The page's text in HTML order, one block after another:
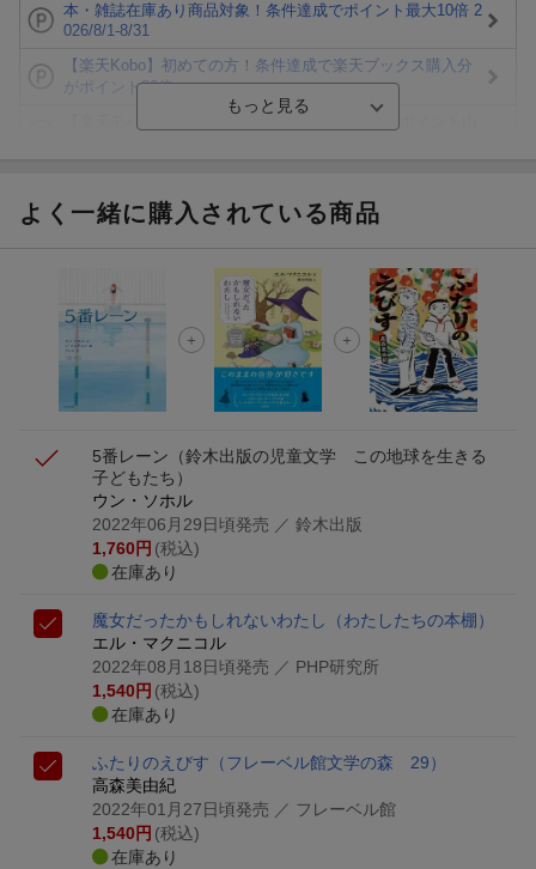
本・雑誌在庫あり商品対象！条件達成でポイント最大10倍 2
026/8/1-8/31
【楽天Kobo】初めての方！条件達成で楽天ブックス購入分
がポイント20倍
ト山分け
エントリー＆3,000円以上購入で無料データSIM（3GB/月プ
ラン）が当たる！
楽天モバイル紹介キャンペーンの拡散で300円OFFクーポン
進呈
よく一緒に購入されている商品
5番レーン （鈴木出版の児童文学 この地球を生きる
子どもたち）
ウン・ソホル
2022年06月29日頃発売 ／ 鈴木出版
1,760円 (税込)
在庫あり
魔女だったかもしれないわたし
（わたしたちの本棚）
エル・マクニコル
2022年08月18日頃発売 ／ PHP研究所
1,540円 (税込)
在庫あり
ふたりのえびす （フレーベル館文学の森 29）
高森美由紀
2022年01月27日頃発売 ／ フレーベル館
1,540円 (税込)
在庫あり